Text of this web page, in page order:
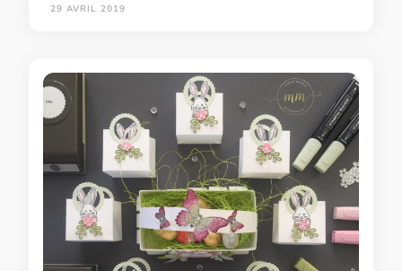
29 AVRIL 2019